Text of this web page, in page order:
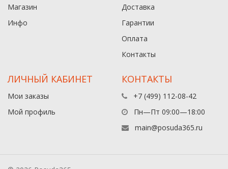
Магазин
Инфо
Доставка
Гарантии
Оплата
Контакты
ЛИЧНЫЙ КАБИНЕТ
Мои заказы
Мой профиль
КОНТАКТЫ
+7 (499) 112-08-42
Пн—Пт 09:00—18:00
main@posuda365.ru